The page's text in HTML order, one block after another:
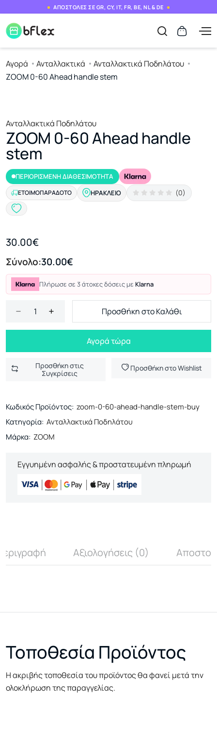
ΑΠΟΣΤΟΛΕΣ ΣΕ GR, CY, IT, FR, BE, NL & DE
Αγορά Ανταλλακτικά
Ανταλλακτικά Ποδηλάτου
ZOOM 0-60 Ahead handle stem
Ανταλλακτικά Ποδηλάτου
ZOOM 0-60 Ahead handle
stem
ΠΕΡΙΟΡΙΣΜΕΝΗ ΔΙΑΘΕΣΙΜΟΤΗΤΑ
ΕΤΟΙΜΟΠΑΡΆΔΟΤΟ ΗΡΆΚΛΕΙΟ (0)
30.00€
Σύνολο:30.00€
Πλήρωσε σε 3 άτοκες δόσεις με Klarna
Προσθήκη στο Καλάθι
Αγορά τώρα
Προσθήκη στις
Συγκρίσεις
Προσθήκη στο Wishlist
Κωδικός Προϊόντος: zoom-0-60-ahead-handle-stem-buy
Κατηγορία: Ανταλλακτικά Ποδηλάτου
Μάρκα: ZOOM
Εγγυημένη ασφαλής & προστατευμένη πληρωμή
Αξιολογήσεις (0)
Τοποθεσία Προϊόντος
Η ακριβής τοποθεσία του προϊόντος θα φανεί μετά την
ολοκλήρωση της παραγγελίας.